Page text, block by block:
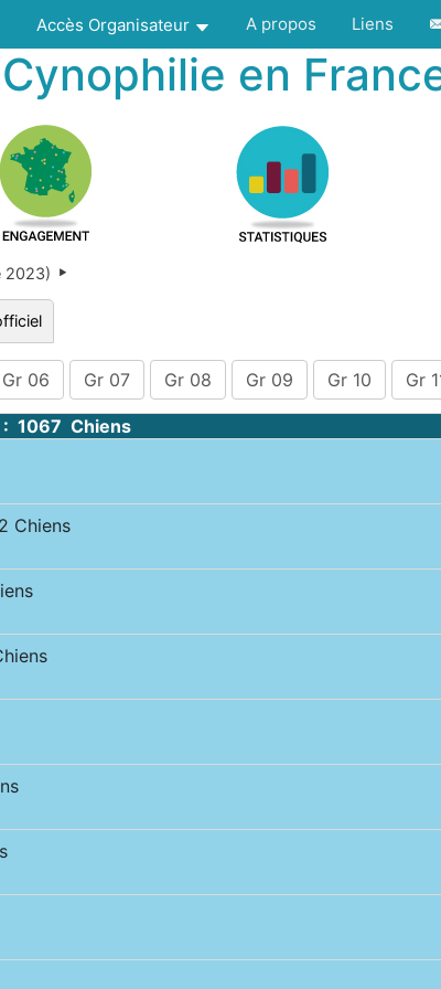
Accès Organisateur A propos Liens
en
2023)
Gr 06 Gr 07 Gr 08 Gr 09 Gr 10 Gr
1067 Chiens
Chiens